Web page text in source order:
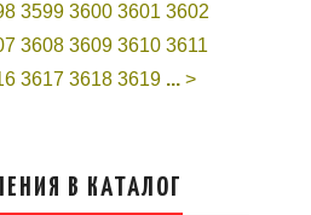
3599 3600 3601 3602
3608 3609 3610 3611
3617 3618 3619 ... >
В КАТАЛОГ